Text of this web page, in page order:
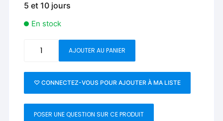
5 et 10 jours
En stock
Victor
Voitko
(Blue)
AJOUTER AU PANIER
♡ CONNECTEZ-VOUS POUR AJOUTER À MA LISTE
POSER UNE QUESTION SUR CE PRODUIT